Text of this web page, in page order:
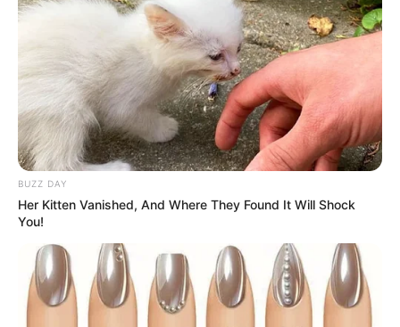
BUZZ DAY
Her Kitten Vanished, And Where They Found It Will Shock
You!